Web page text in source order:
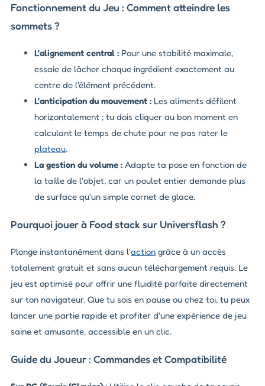
Fonctionnement du Jeu : Comment atteindre les
sommets ?
L'alignement central : Pour une stabilité maximale,
essaie de lâcher chaque ingrédient exactement au
centre de l'élément précédent.
L'anticipation du mouvement : Les aliments défilent
horizontalement ; tu dois cliquer au bon moment en
calculant le temps de chute pour ne pas rater le
plateau.
La gestion du volume : Adapte ta pose en fonction de
la taille de l'objet, car un poulet entier demande plus
de surface qu'un simple cornet de glace.
Pourquoi jouer à Food stack sur Universflash ?
Plonge instantanément dans l'action grâce à un accès
totalement gratuit et sans aucun téléchargement requis. Le
jeu est optimisé pour offrir une fluidité parfaite directement
sur ton navigateur. Que tu sois en pause ou chez toi, tu peux
lancer une partie rapide et profiter d'une expérience de jeu
saine et amusante, accessible en un clic.
Guide du Joueur : Commandes et Compatibilité